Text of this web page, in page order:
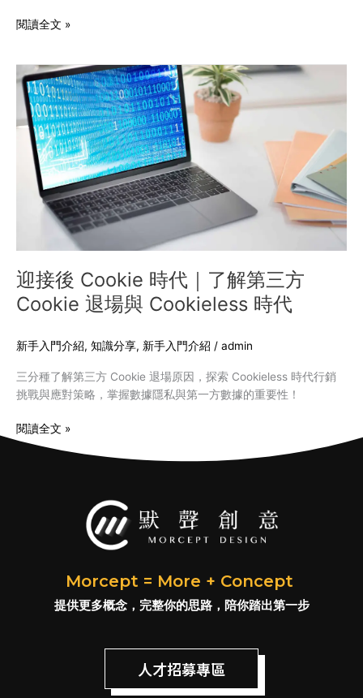
與
功
要
素
閱讀全文 »
迎接後 Cookie 時代｜了解第三方
Cookie 退場與 Cookieless 時代
新手入門介紹, 知識分享, 新手入門介紹 / admin
三分種了解第三方 Cookie 退場原因，探索 Cookieless 時代行銷
挑戰與應對策略，掌握數據隱私與第一方數據的重要性！
迎
接
後
Cookie
三
方
Cookie
退
與
時
代
閱讀全文 »
Morcept = More + Concept
提供更多概念，完整你的思路，陪你踏出第一步
人才招募專區